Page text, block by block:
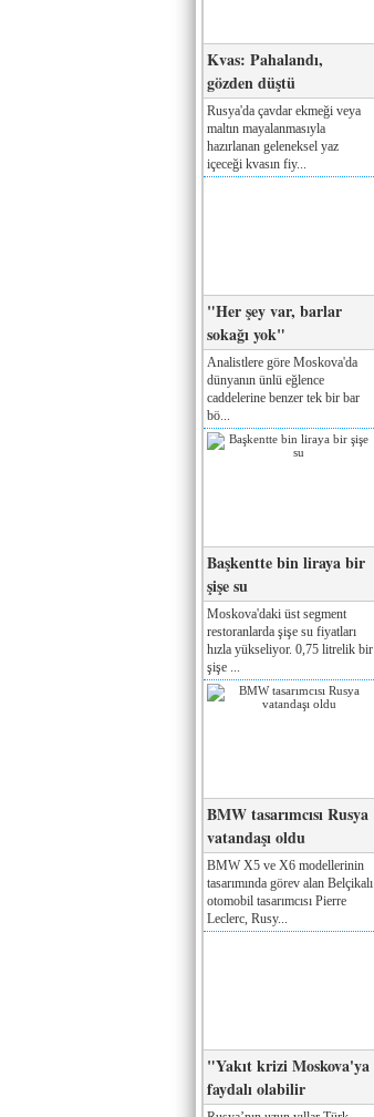
Kvas: Pahalandı,
gözden düştü
Rusya'da çavdar ekmeği veya
maltın mayalanmasıyla
hazırlanan geleneksel yaz
içeceği kvasın fiy...
"Her şey var, barlar
sokağı yok"
Analistlere göre Moskova'da
dünyanın ünlü eğlence
caddelerine benzer tek bir bar
bö...
Başkentte bin liraya bir
şişe su
Moskova'daki üst segment
restoranlarda şişe su fiyatları
hızla yükseliyor. 0,75 litrelik bir
şişe ...
BMW tasarımcısı Rusya
vatandaşı oldu
BMW X5 ve X6 modellerinin
tasarımında görev alan Belçikalı
otomobil tasarımcısı Pierre
Leclerc, Rusy...
"Yakıt krizi Moskova'ya
faydalı olabilir